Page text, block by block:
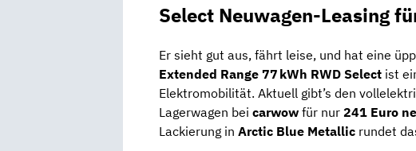
Select Neuwagen-Leasing
Er sieht gut aus, fährt leise, und hat eine
Extended Range 77 kWh RWD Select ist
Elektromobilität. Aktuell gibt’s den
Lagerwagen bei carwow für nur 241 Euro
Lackierung in Arctic Blue Metallic rundet